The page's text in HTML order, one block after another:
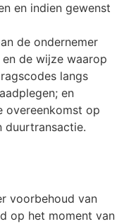
en indien gewenst
de ondernemer
de wijze waarop
langs
en
overeenkomst op
duurtransactie.
voorbehoud van
op het moment van